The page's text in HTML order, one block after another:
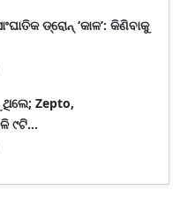
ଡ୍ରୋନ୍ ‘କାଳ’: କିଣିବାକୁ
Zepto,
୯ଟି...